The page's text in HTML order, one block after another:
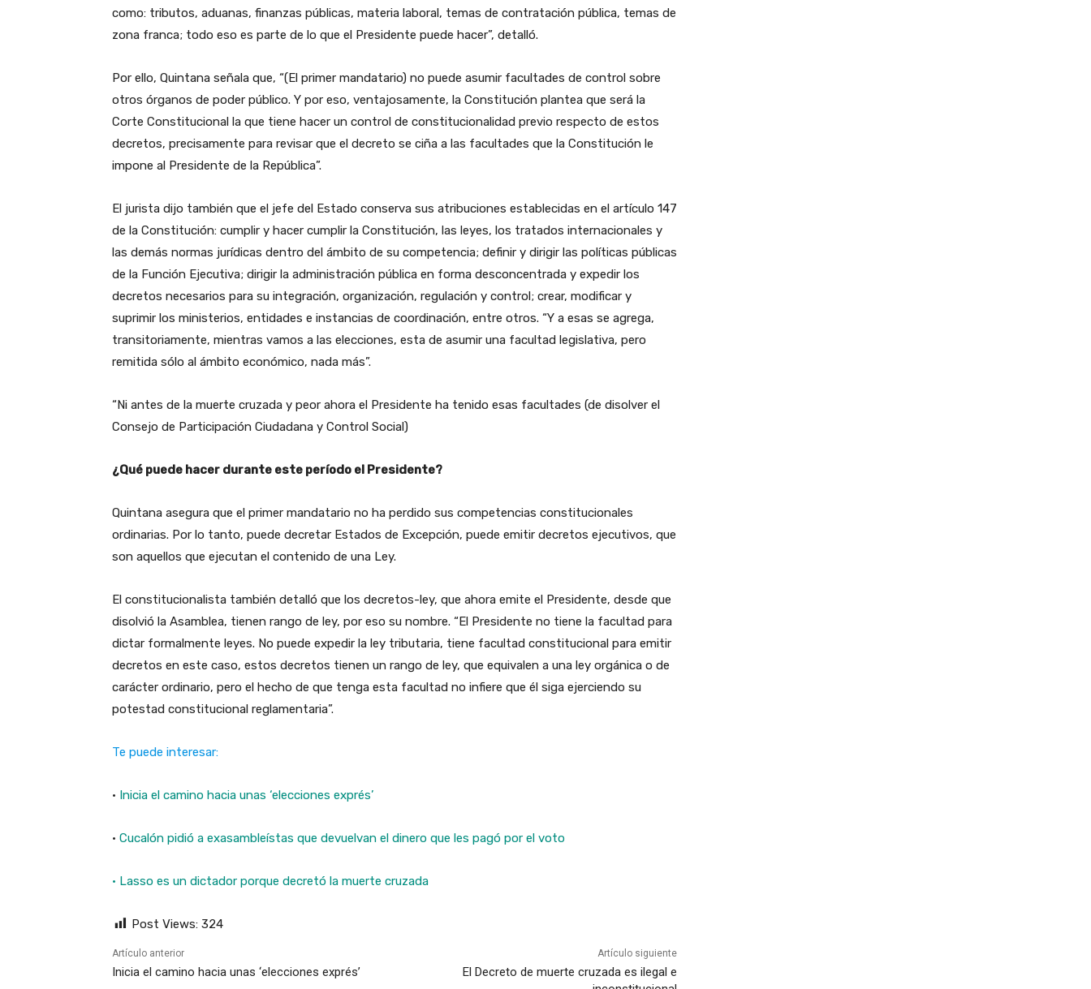
como: tributos, aduanas, finanzas públicas, materia laboral, temas de contratación pública, temas de
zona franca; todo eso es parte de lo que el Presidente puede hacer”, detalló.
Por ello, Quintana señala que, “(El primer mandatario) no puede asumir facultades de control sobre
otros órganos de poder público. Y por eso, ventajosamente, la Constitución plantea que será la
Corte Constitucional la que tiene hacer un control de constitucionalidad previo respecto de estos
decretos, precisamente para revisar que el decreto se ciña a las facultades que la Constitución le
impone al Presidente de la República”.
El jurista dijo también que el jefe del Estado conserva sus atribuciones establecidas en el artículo 147
de la Constitución: cumplir y hacer cumplir la Constitución, las leyes, los tratados internacionales y
las demás normas jurídicas dentro del ámbito de su competencia; definir y dirigir las políticas públicas
de la Función Ejecutiva; dirigir la administración pública en forma desconcentrada y expedir los
decretos necesarios para su integración, organización, regulación y control; crear, modificar y
suprimir los ministerios, entidades e instancias de coordinación, entre otros. “Y a esas se agrega,
transitoriamente, mientras vamos a las elecciones, esta de asumir una facultad legislativa, pero
remitida sólo al ámbito económico, nada más”.
“Ni antes de la muerte cruzada y peor ahora el Presidente ha tenido esas facultades (de disolver el
Consejo de Participación Ciudadana y Control Social)
¿Qué puede hacer durante este período el Presidente?
Quintana asegura que el primer mandatario no ha perdido sus competencias constitucionales
ordinarias. Por lo tanto, puede decretar Estados de Excepción, puede emitir decretos ejecutivos, que
son aquellos que ejecutan el contenido de una Ley.
El constitucionalista también detalló que los decretos-ley, que ahora emite el Presidente, desde que
disolvió la Asamblea, tienen rango de ley, por eso su nombre. “El Presidente no tiene la facultad para
dictar formalmente leyes. No puede expedir la ley tributaria, tiene facultad constitucional para emitir
decretos en este caso, estos decretos tienen un rango de ley, que equivalen a una ley orgánica o de
carácter ordinario, pero el hecho de que tenga esta facultad no infiere que él siga ejerciendo su
potestad constitucional reglamentaria”.
Te puede interesar:
· Inicia el camino hacia unas ‘elecciones exprés’
· Cucalón pidió a exasambleístas que devuelvan el dinero que les pagó por el voto
· Lasso es un dictador porque decretó la muerte cruzada
Post Views: 324
Artículo anterior
Inicia el camino hacia unas ‘elecciones exprés’
Artículo siguiente
El Decreto de muerte cruzada es ilegal e